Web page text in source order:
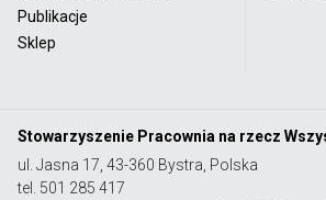
Publikacje
Sklep
Stowarzyszenie Pracownia na rzecz
ul. Jasna 17, 43-360 Bystra, Polska
tel. 501 285 417